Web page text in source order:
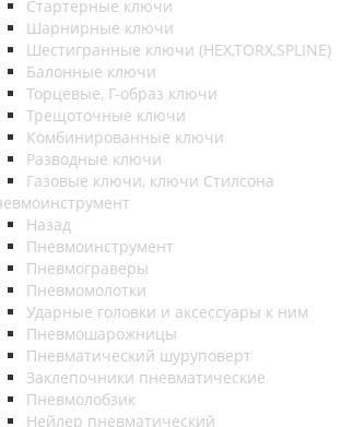
Стартерные ключи
Шарнирные ключи
Шестигранные ключи (HEX,TORX,SPLINE)
Балонные ключи
Торцевые, Г-образ ключи
Трещоточные ключи
Комбинированные ключи
Разводные ключи
Газовые ключи, ключи Стилсона
Назад
Пневмоинструмент
Пневмограверы
Пневмомолотки
Ударные головки и аксессуары к ним
Пневмошарожницы
Пневматический шуруповерт
Заклепочники пневматические
Пневмолобзик
Нейлер пневматический